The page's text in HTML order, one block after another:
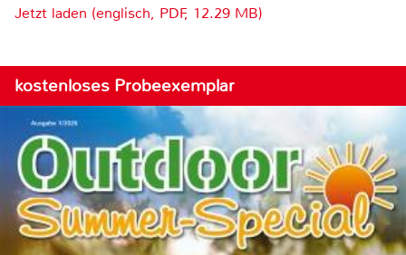
Jetzt laden (englisch, PDF, 12.29 MB)
kostenloses Probeexemplar